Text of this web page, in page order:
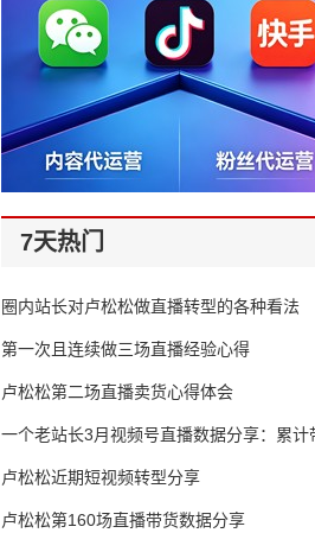
7天热门
圈内站长对卢松松做直播转型的各种看法
第一次且连续做三场直播经验心得
卢松松第二场直播卖货心得体会
一个老站长3月视频号直播数据分享：累计
65万
卢松松近期短视频转型分享
卢松松第160场直播带货数据分享